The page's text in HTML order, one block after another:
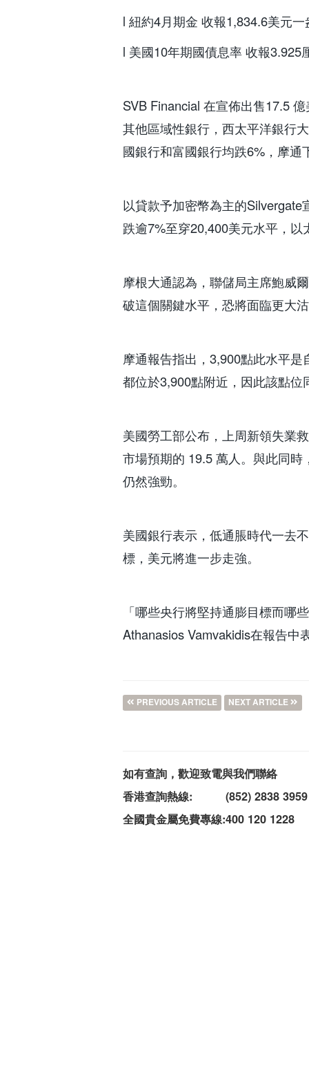
l 紐約4月期金 收報1,834.6美元
l 美國10年期國債息率 收報3.925
SVB Financial 在宣佈出售17.5
其他區域性銀行，西太平洋銀行
國銀行和富國銀行均跌6%，摩通
以貸款予加密幣為主的
跌逾7%至穿20,400美元水平，
摩根大通認為，聯儲局主席鮑威
破這個關鍵水平，恐將面臨更大
摩通報告指出，3,900點此水平
都位於3,900點附近，因此該點位
美國勞工部公布，上周新領失業
市場預期的 19.5 萬人。與此同
仍然強勁。
美國銀行表示，低通脹時代一去
標，美元將進一步走強。
「哪些央行將堅持通膨目標而哪
Athanasios Vamvakidis在報告中
PREVIOUS ARTICLE NEXT ARTICLE
如有查詢，歡迎致電與我們聯絡
香港查詢熱線:
(852) 2838 3959
全國貴金屬免費專線:400 120 1228